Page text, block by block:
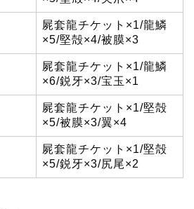
屍套龍チケット×1/龍鱗
×5/堅殻×4/被膜×3
屍套龍チケット×1/龍鱗
×6/鋭牙×3/宝玉×1
屍套龍チケット×1/堅殻
×5/被膜×3/翼×4
屍套龍チケット×1/堅殻
×5/鋭牙×3/尻尾×2